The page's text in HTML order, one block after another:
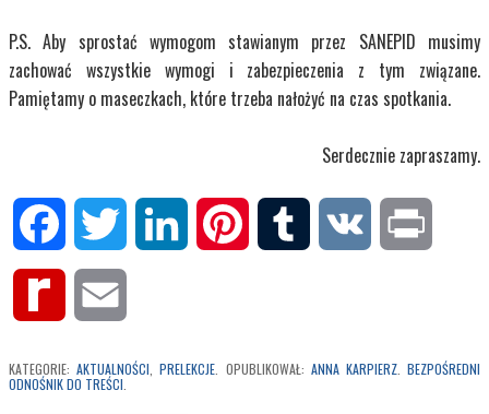
P.S. Aby sprostać wymogom stawianym przez SANEPID musimy
zachować wszystkie wymogi i zabezpieczenia z tym związane.
Pamiętamy o maseczkach, które trzeba nałożyć na czas spotkania.
Serdecznie zapraszamy.
Facebook Twitter LinkedIn Pinterest Tumblr VK
Rediff
KATEGORIE:AKTUALNOŚCI ,PRELEKCJE . OPUBLIKOWAŁ: ANNA KARPIERZ.BEZPOŚREDNI
ODNOŚNIK DO TREŚCI